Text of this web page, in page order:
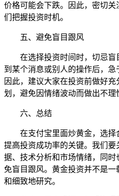
价格可能会下跌。因此，密切
们把握投资时机。
五、避免盲目跟风
在选择投资时间时，切忌
到某个消息或别人的操作后，急
因此，建议大家在投资前做好
划，避免因情绪波动而做出不理
六、总结
在支付宝里面炒黄金，选
提高投资成功率的关键。我们
据、技术分析和市场情绪，同
免盲目跟风。黄金投资并不是
和细致地研究。